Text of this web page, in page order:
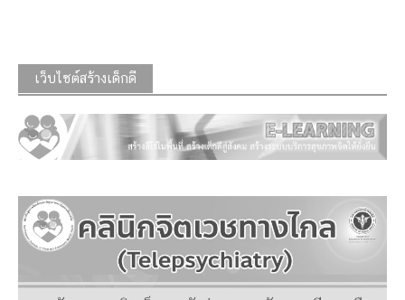
เว็บไซต์สร้างเด็กดี